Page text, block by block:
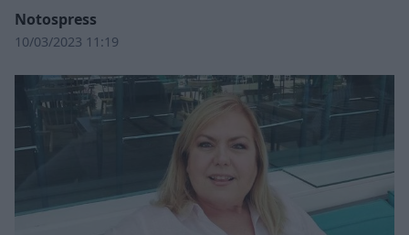
Notospress
10/03/2023 11:19